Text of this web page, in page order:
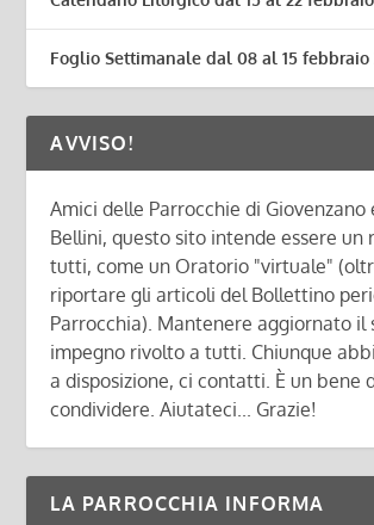
Foglio Settimanale dal 08 al 15 febbraio
AVVISO!
Amici delle Parrocchie di Giovenzano
Bellini, questo sito intende essere un
tutti, come un Oratorio "virtuale"
riportare gli articoli del Bollettino
Parrocchia). Mantenere aggiornato il
impegno rivolto a tutti. Chiunque
a disposizione, ci contatti. È un bene
condividere. Aiutateci... Grazie!
LA PARROCCHIA INFORMA